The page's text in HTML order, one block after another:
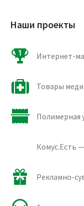
Наши проекты
Интернет-
Товары
Полимерная
Комус.Есть
Рекламно-